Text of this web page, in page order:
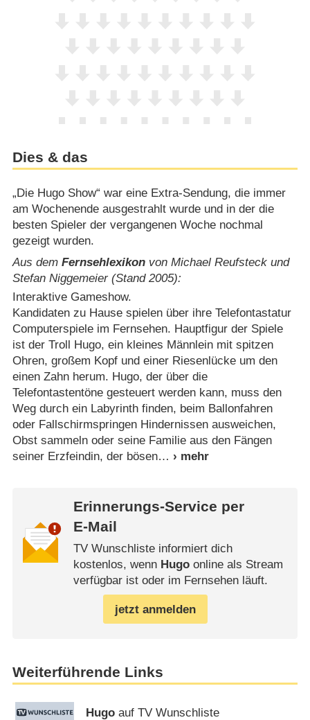
Dies & das
„Die Hugo Show“ war eine Extra-Sendung, die immer
am Wochenende ausgestrahlt wurde und in der die
besten Spieler der vergangenen Woche nochmal
gezeigt wurden.
Aus dem Fernsehlexikonvon Michael Reufsteck und
Stefan Niggemeier (Stand 2005):
Interaktive Gameshow.
Kandidaten zu Hause spielen über ihre Telefontastatur
Computerspiele im Fernsehen. Hauptfigur der Spiele
ist der Troll Hugo, ein kleines Männlein mit spitzen
Ohren, großem Kopf und einer Riesenlücke um den
einen Zahn herum. Hugo, der über die
Telefontastentöne gesteuert werden kann, muss den
Weg durch ein Labyrinth finden, beim Ballonfahren
oder Fallschirmspringen Hindernissen ausweichen,
Obst sammeln oder seine Familie aus den Fängen
seiner Erzfeindin, der bösen
Erinnerungs-Service per
E-Mail
TV Wunschliste informiert dich
kostenlos, wenn Hugoonline als Stream
verfügbar ist oder im Fernsehen läuft.
jetzt anmelden
Weiterführende Links
Hugo auf TV Wunschliste